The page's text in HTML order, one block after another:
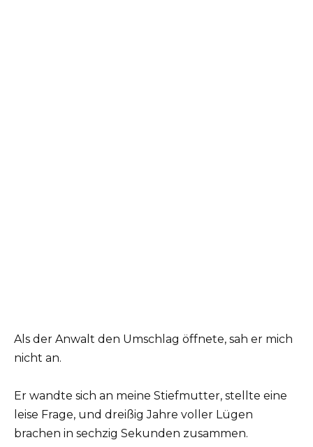
Als der Anwalt den Umschlag öffnete, sah er mich
nicht an.
Er wandte sich an meine Stiefmutter, stellte eine
leise Frage, und dreißig Jahre voller Lügen
brachen in sechzig Sekunden zusammen.